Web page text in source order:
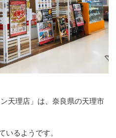
天理店」は、奈良県の天理市
いるようです。